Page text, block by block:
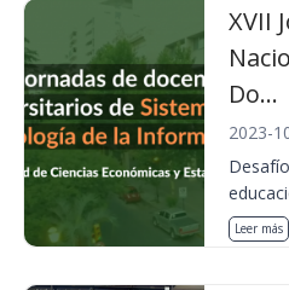
XVII
Do...
2023-
Leer más